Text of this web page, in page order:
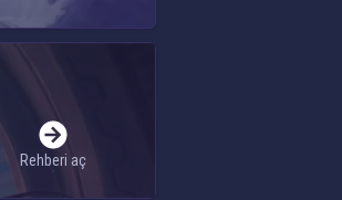
Rehberi aç